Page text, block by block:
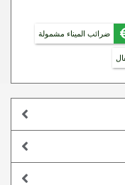
ضرائب الميناء مشمولة